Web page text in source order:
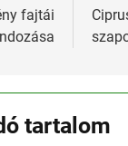
fajtái
tartalom